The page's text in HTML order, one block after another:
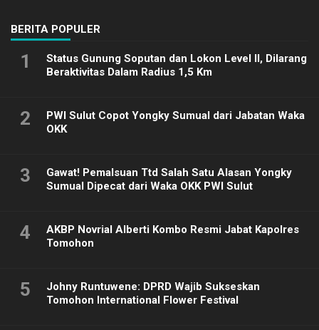
BERITA POPULER
1
Status Gunung Soputan dan Lokon Level II, Dilarang
Beraktivitas Dalam Radius 1,5 Km
2
PWI Sulut Copot Yongky Sumual dari Jabatan Waka
OKK
3
Gawat! Pemalsuan Ttd Salah Satu Alasan Yongky
Sumual Dipecat dari Waka OKK PWI Sulut
4
AKBP Novrial Alberti Kombo Resmi Jabat Kapolres
Tomohon
5
Johny Runtuwene: DPRD Wajib Sukseskan
Tomohon International Flower Festival